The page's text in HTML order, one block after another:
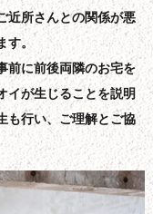
近所さんとの関係が悪
す。
前に前後両隣のお宅を
イが生じることを説明
も行い、ご理解とご協